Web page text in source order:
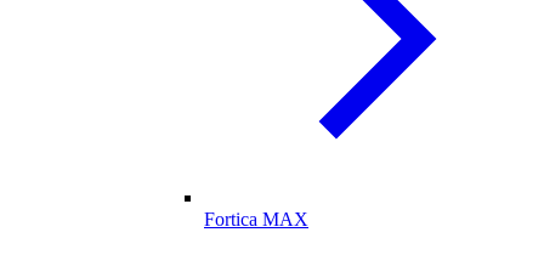
Fortica MAX